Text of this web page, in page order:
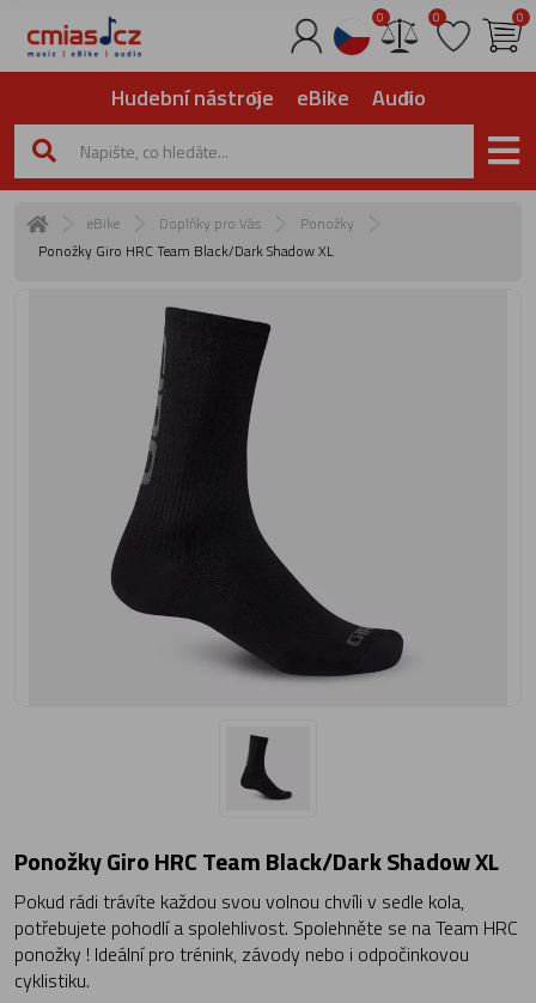
0 0 0
Hudební nástroje eBike Audio
eBike Doplňky pro Vás
Ponožky
Ponožky Giro HRC Team Black/Dark Shadow XL
Ponožky Giro HRC Team Black/Dark Shadow XL
Pokud rádi trávíte každou svou volnou chvíli v sedle kola,
potřebujete pohodlí a spolehlivost. Spolehněte se na Team HRC
ponožky ! Ideální pro trénink, závody nebo i odpočinkovou
cyklistiku.